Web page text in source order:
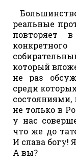
реальные
повторяет
который
не раз
среди
не только в
у нас
что же до
И слава богу!
А вы?